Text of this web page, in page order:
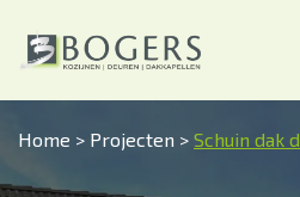
Home > Projecten > Schuin dak